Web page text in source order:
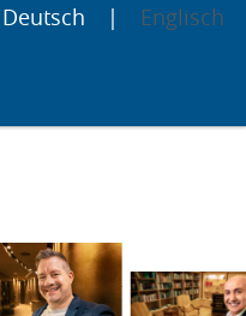
Deutsch Englisch